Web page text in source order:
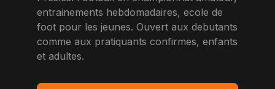
entrainements hebdomadaires, ecole de
foot pour les jeunes. Ouvert aux debutants
comme aux pratiquants confirmes, enfants
et adultes.